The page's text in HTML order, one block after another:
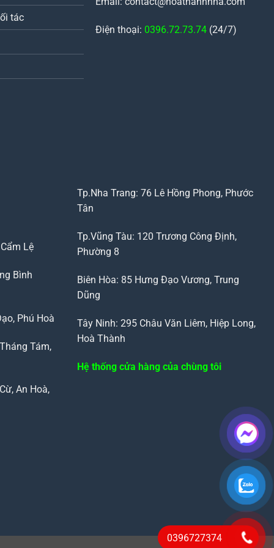
tác
Điện thoại: 0396.72.73.74 (24/7)
Lệ
Bình
Phú Hoà
Tám,
An Hoà,
Tp.Nha Trang: 76 Lê Hồng Phong, Phước
Tân
Tp.Vũng Tàu: 120 Trương Công Định,
Phường 8
Biên Hòa: 85 Hưng Đạo Vương, Trung
Dũng
Tây Ninh: 295 Châu Văn Liêm, Hiệp Long,
Hoà Thành
Hệ thống cửa hàng của chùng tôi
0396727374